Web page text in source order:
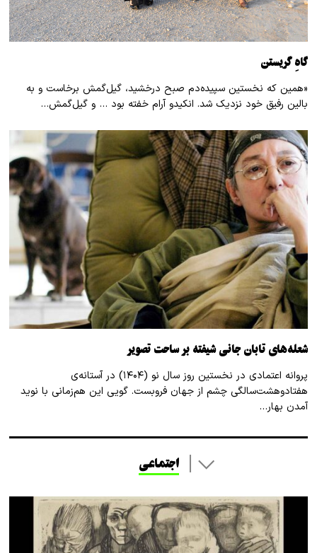
گاهِ گریستن
«همین که نخستین سپیده‌دم صبح درخشید، گیل‌گمش برخاست و به
بالین رفیق خود نزدیک شد. انکیدو آرام خفته بود … و گیل‌گمش…
شعله‌های تابان جانی شیفته بر ساحت تصویر
پروانه اعتمادی در نخستین روز سال نو (۱۴۰۴) در آستانه‌ی
هفتادوهشت‌سالگی چشم از جهان فروبست. گویی این هم‌زمانی با نوید
آمدن بهار…
اجتماعی